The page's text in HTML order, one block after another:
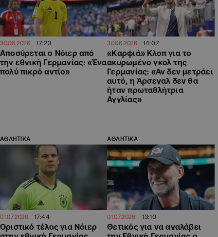
30.06.2026 17:23
Αποσύρεται ο Νόιερ από
την εθνική Γερμανίας: «Ένα
πολύ πικρό αντίο»
30.06.2026 14:07
«Καρφιά» Κλοπ για το
ακυρωμένο γκολ της
Γερμανίας: «Αν δεν μετράει
αυτό, η Άρσεναλ δεν θα
ήταν πρωταθλήτρια
Αγγλίας»
ΑΘΛΗΤΙΚΑ
01.07.2026 17:44
Οριστικό τέλος για Νόιερ
ΑΘΛΗΤΙΚΑ
01.07.2026 13:10
Θετικός για να αναλάβει